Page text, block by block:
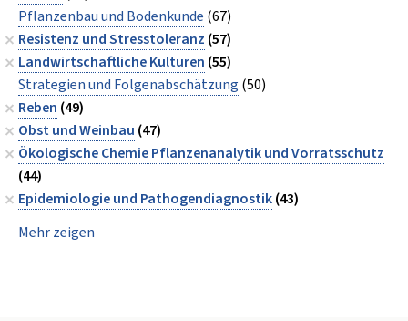
Pflanzenbau und Bodenkunde (67)
Resistenz und Stresstoleranz (57)
Landwirtschaftliche Kulturen (55)
Strategien und Folgenabschätzung (50)
Reben (49)
Obst und Weinbau (47)
Ökologische Chemie Pflanzenanalytik und Vorratsschutz
(44)
Epidemiologie und Pathogendiagnostik(43)
Mehr zeigen